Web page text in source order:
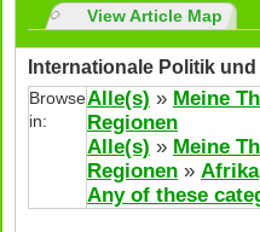
View Article Map
Internationale Politik
Browse
in:
Alle(s) » Meine
Regionen
Alle(s) » Meine
Regionen » Afrika
Any of these